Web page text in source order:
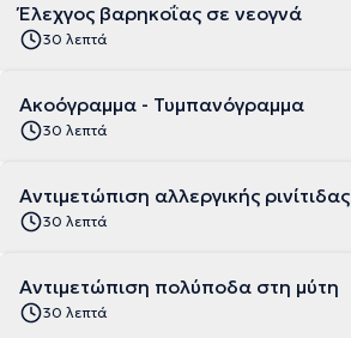
Έλεχγος βαρηκοΐας σε νεογνά
30 λεπτά
Ακοόγραμμα - Τυμπανόγραμμα
30 λεπτά
Αντιμετώπιση αλλεργικής ρινίτιδας
30 λεπτά
Αντιμετώπιση πολύποδα στη μύτη
30 λεπτά